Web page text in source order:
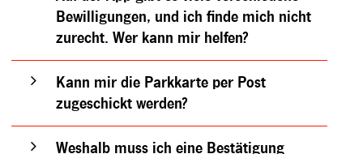
Bewilligungen, und ich finde mich nicht
zurecht. Wer kann mir helfen?
Kann mir die Parkkarte per Post
zugeschickt werden?
Weshalb muss ich eine Bestätigung